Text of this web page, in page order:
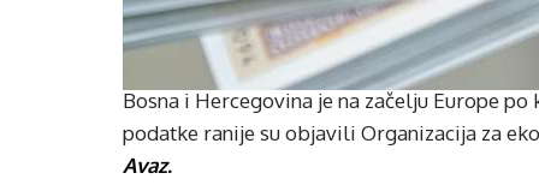
Bosna i Hercegovina je na začelju Europe
podatke ranije su objavili Organizacija za
Avaz.